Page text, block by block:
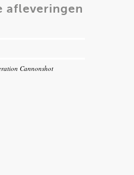
afleveringen
Cannonshot